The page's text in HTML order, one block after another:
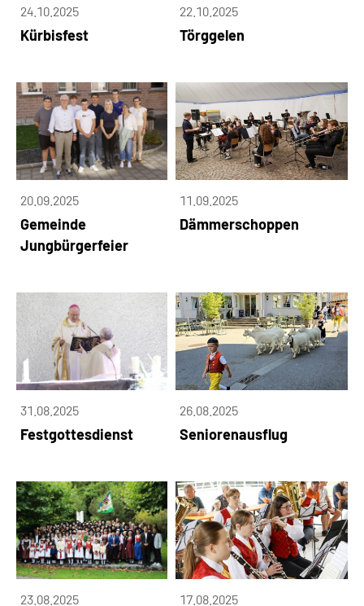
24.10.2025
Kürbisfest
22.10.2025
Törggelen
20.09.2025
Gemeinde
Jungbürgerfeier
11.09.2025
Dämmerschoppen
31.08.2025
Festgottesdienst
26.08.2025
Seniorenausflug
23.08.2025 17.08.2025